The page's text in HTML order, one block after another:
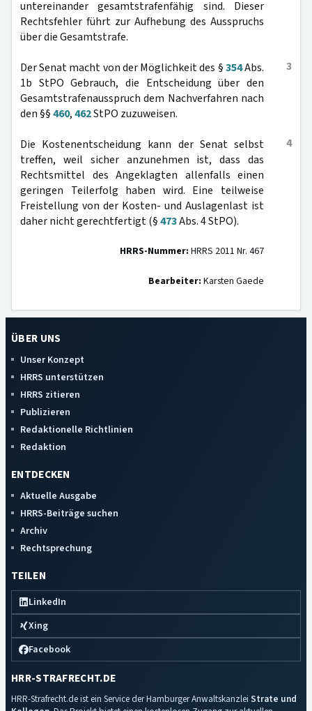
untereinander gesamtstrafenfähig sind. Dieser
Rechtsfehler führt zur Aufhebung des Ausspruchs
über die Gesamtstrafe.
3
Der Senat macht von der Möglichkeit des §354Abs.
1b StPO Gebrauch, die Entscheidung über den
Gesamtstrafenausspruch dem Nachverfahren nach
den §§460,462StPO zuzuweisen.
4
Die Kostenentscheidung kann der Senat selbst
treffen, weil sicher anzunehmen ist, dass das
Rechtsmittel des Angeklagten allenfalls einen
geringen Teilerfolg haben wird. Eine teilweise
Freistellung von der Kosten- und Auslagenlast ist
daher nicht gerechtfertigt (§473Abs. 4 StPO).
HRRS-Nummer: HRRS 2011 Nr. 467
Bearbeiter: Karsten Gaede
ÜBER UNS
Unser Konzept
HRRS unterstützen
HRRS zitieren
Publizieren
Redaktionelle Richtlinien
Redaktion
ENTDECKEN
Aktuelle Ausgabe
HRRS-Beiträge suchen
Archiv
Rechtsprechung
TEILEN
LinkedIn
Xing
Facebook
HRR-STRAFRECHT.DE
HRR-Strafrecht.de ist ein Service der Hamburger Anwaltskanzlei Strate und